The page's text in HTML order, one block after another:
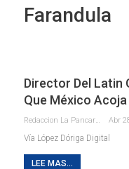
Farandula
Director Del Latin
Que México Acoja
Redaccion La Pancarta De Quintana Roo Abr
Vía López Dóriga Digital
LEE MAS...